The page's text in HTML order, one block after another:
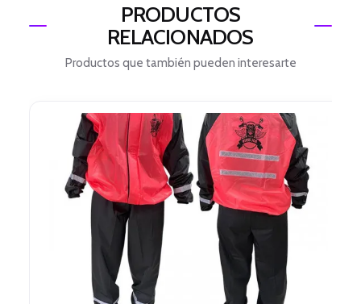
PRODUCTOS
RELACIONADOS
Productos que también pueden interesarte